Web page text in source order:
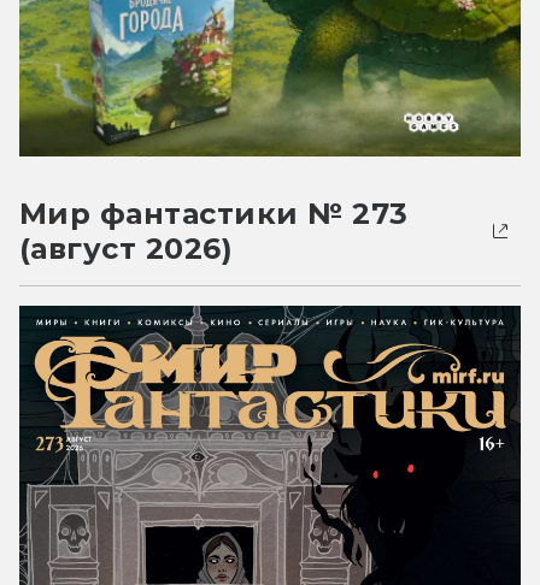
Мир фантастики № 273
(август 2026)